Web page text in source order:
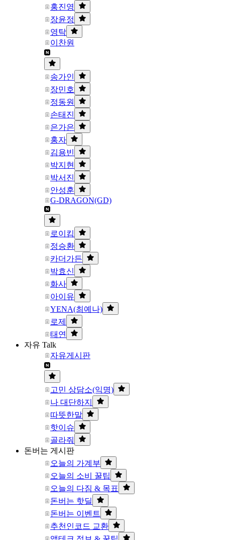
홍진영
장윤정
영탁
이찬원
송가인
장민호
정동원
손태진
은가은
홍자
김용빈
박지현
박서진
안성훈
G-DRAGON(GD)
로이킴
정승환
카더가든
박효신
화사
아이유
YENA(최예나)
로제
태연
자유 Talk
자유게시판
고민 상담소(익명)
나 대단하지
따뜻한말
핫이슈
골라줘
돈버는 게시판
오늘의 가계부
오늘의 소비 꿀팁
오늘의 다짐 & 목표
돈버는 핫딜
돈버는 이벤트
추천인코드 교환